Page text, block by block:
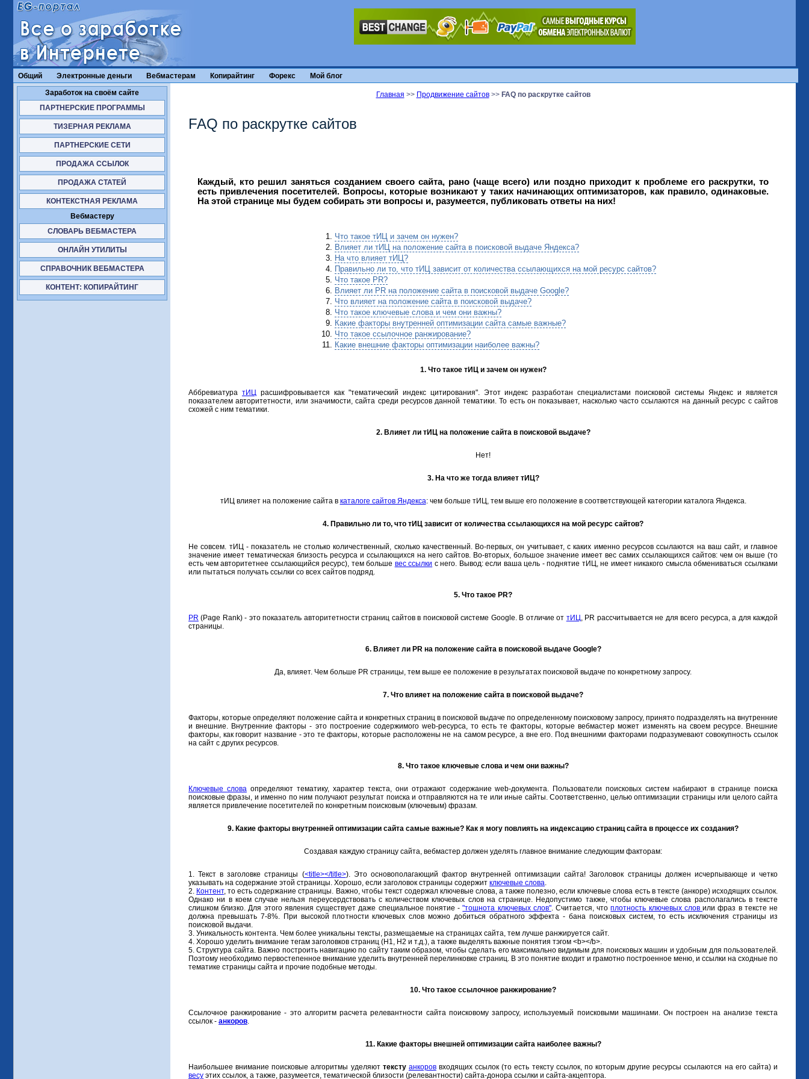
Общий Электронные деньги Вебмастерам Копирайтинг Форекс Мой блог
Заработок на своём сайте
ПАРТНЕРСКИЕ ПРОГРАММЫ
ТИЗЕРНАЯ РЕКЛАМА
ПАРТНЕРСКИЕ СЕТИ
ПРОДАЖА ССЫЛОК
ПРОДАЖА СТАТЕЙ
КОНТЕКСТНАЯ РЕКЛАМА
Вебмастеру
СЛОВАРЬ ВЕБМАСТЕРА
ОНЛАЙН УТИЛИТЫ
СПРАВОЧНИК ВЕБМАСТЕРА
КОНТЕНТ: КОПИРАЙТИНГ
Главная >> Продвижение сайтов>> FAQ по раскрутке сайтов
FAQ по раскрутке сайтов
Каждый, кто решил заняться созданием своего сайта, рано (чаще всего) или поздно приходит к проблеме его раскрутки, то
есть привлечения посетителей. Вопросы, которые возникают у таких начинающих оптимизаторов, как правило, одинаковые.
На этой странице мы будем собирать эти вопросы и, разумеется, публиковать ответы на них!
Что такое тИЦ и зачем он нужен?
Влияет ли тИЦ на положение сайта в поисковой выдаче Яндекса?
На что влияет тИЦ?
Правильно ли то, что тИЦ зависит от количества ссылающихся на мой ресурс сайтов?
Что такое PR?
Влияет ли PR на положение сайта в поисковой выдаче Google?
Что влияет на положение сайта в поисковой выдаче?
Что такое ключевые слова и чем они важны?
Какие факторы внутренней оптимизации сайта самые важные?
Что такое ссылочное ранжирование?
Какие внешние факторы оптимизации наиболее важны?
1. Что такое тИЦ и зачем он нужен?
Аббревиатура тИЦрасшифровывается как "тематический индекс цитирования". Этот индекс разработан специалистами поисковой системы Яндекс и является
показателем авторитетности, или значимости, сайта среди ресурсов данной тематики. То есть он показывает, насколько часто ссылаются на данный ресурс с сайтов
схожей с ним тематики.
2. Влияет ли тИЦ на положение сайта в поисковой выдаче?
Нет!
3. На что же тогда влияет тИЦ?
тИЦ влияет на положение сайта в каталоге сайтов Яндекса: чем больше тИЦ, тем выше его положение в соответствующей категории каталога Яндекса.
4. Правильно ли то, что тИЦ зависит от количества ссылающихся на мой ресурс сайтов?
Не совсем. тИЦ - показатель не столько количественный, сколько качественный. Во-первых, он учитывает, с каких именно ресурсов ссылаются на ваш сайт, и главное
значение имеет тематическая близость ресурса и ссылающихся на него сайтов. Во-вторых, большое значение имеет вес самих ссылающихся сайтов: чем он выше (то
есть чем авторитетнее ссылающийся ресурс), тем больше вес ссылки с него. Вывод: если ваша цель - поднятие тИЦ, не имеет никакого смысла обмениваться ссылками
или пытаться получать ссылки со всех сайтов подряд.
5. Что такое PR?
PR (Page Rank) - это показатель авторитетности страниц сайтов в поисковой системе Google. В отличие от тИЦ, PR рассчитывается не для всего ресурса, а для каждой
страницы.
6. Влияет ли PR на положение сайта в поисковой выдаче Google?
Да, влияет. Чем больше PR страницы, тем выше ее положение в результатах поисковой выдаче по конкретному запросу.
7. Что влияет на положение сайта в поисковой выдаче?
Факторы, которые определяют положение сайта и конкретных страниц в поисковой выдаче по определенному поисковому запросу, принято подразделять на внутренние
и внешние. Внутренние факторы - это построение содержимого web-ресурса, то есть те факторы, которые вебмастер может изменять на своем ресурсе. Внешние
факторы, как говорит название - это те факторы, которые расположены не на самом ресурсе, а вне его. Под внешними факторами подразумевают совокупность ссылок
на сайт с других ресурсов.
8. Что такое ключевые слова и чем они важны?
Ключевые словаопределяют тематику, характер текста, они отражают содержание web-документа. Пользователи поисковых систем набирают в странице поиска
поисковые фразы, и именно по ним получают результат поиска и отправляются на те или иные сайты. Соответственно, целью оптимизации страницы или целого сайта
является привлечение посетителей по конкретным поисковым (ключевым) фразам.
9. Какие факторы внутренней оптимизации сайта самые важные? Как я могу повлиять на индексацию страниц сайта в процессе их создания?
Создавая каждую страницу сайта, вебмастер должен уделять главное внимание следующим факторам:
1. Текст в заголовке страницы (<title></title>). Это основополагающий фактор внутренней оптимизации сайта! Заголовок страницы должен исчерпывающе и четко
указывать на содержание этой страницы. Хорошо, если заголовок страницы содержит ключевые слова.
2. Контент, то есть содержание страницы. Важно, чтобы текст содержал ключевые слова, а также полезно, если ключевые слова есть в тексте (анкоре) исходящих ссылок.
Однако ни в коем случае нельзя переусердствовать с количеством ключевых слов на странице. Недопустимо также, чтобы ключевые слова располагались в тексте
слишком близко. Для этого явления существует даже специальное понятие -"тошнота ключевых слов". Считается, чтоплотность ключевых словили фраз в тексте не
должна превышать 7-8%. При высокой плотности ключевых слов можно добиться обратного эффекта - бана поисковых систем, то есть исключения страницы из
поисковой выдачи.
3. Уникальность контента. Чем более уникальны тексты, размещаемые на страницах сайта, тем лучше ранжируется сайт.
4. Хорошо уделить внимание тегам заголовков страниц (H1, H2 и т.д.), а также выделять важные понятия тэгом <b></b>.
5. Структура сайта. Важно построить навигацию по сайту таким образом, чтобы сделать его максимально видимым для поисковых машин и удобным для пользователей.
Поэтому необходимо первостепенное внимание уделить внутренней перелинковке страниц. В это понятие входит и грамотно построенное меню, и ссылки на сходные по
тематике страницы сайта и прочие подобные методы.
10. Что такое ссылочное ранжирование?
Ссылочное ранжирование - это алгоритм расчета релевантности сайта поисковому запросу, используемый поисковыми машинами. Он построен на анализе текста
ссылок - анкоров.
11. Какие факторы внешней оптимизации сайта наиболее важны?
Наибольшее внимание поисковые алгоритмы уделяют тексту анкороввходящих ссылок (то есть тексту ссылок, по которым другие ресурсы ссылаются на его сайта) и
весу этих ссылок, а также, разумеется, тематической близости (релевантности) сайта-донора ссылки и сайта-акцептора.